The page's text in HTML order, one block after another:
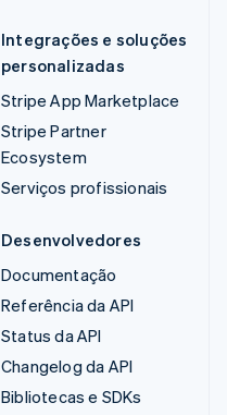
Integrações e soluções
personalizadas
Stripe App Marketplace
Stripe Partner
Ecosystem
Serviços profissionais
Desenvolvedores
Documentação
Referência da API
Status da API
Changelog da API
Bibliotecas e SDKs